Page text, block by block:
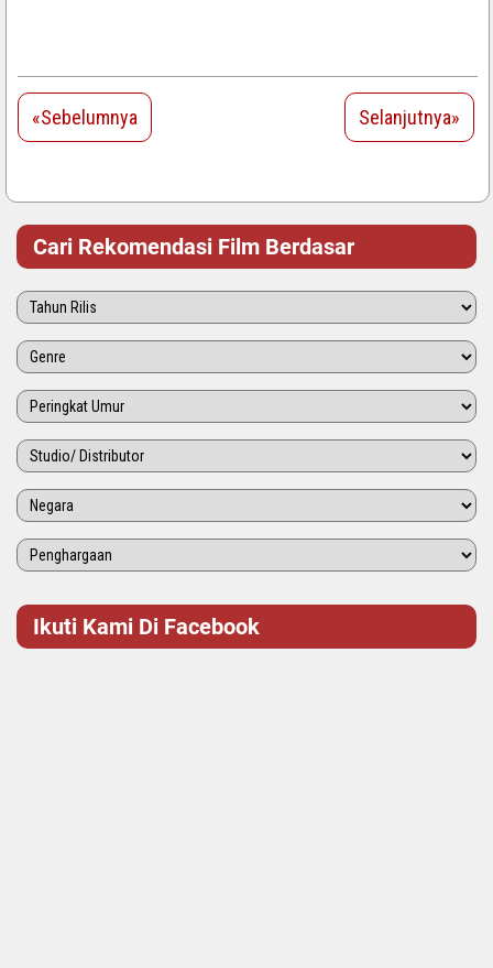
«Sebelumnya Selanjutnya»
Cari Rekomendasi Film Berdasar
Ikuti Kami Di Facebook